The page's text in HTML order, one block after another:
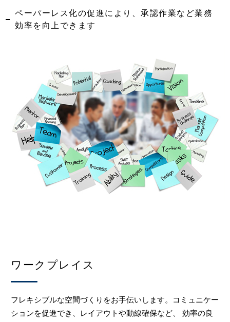
ペーパーレス化の促進により、承認作業など業務
効率を向上できます
ワークプレイス
フレキシブルな空間づくりをお手伝いします。コミュニケー
ションを促進でき、レイアウトや動線確保など、 効率の良